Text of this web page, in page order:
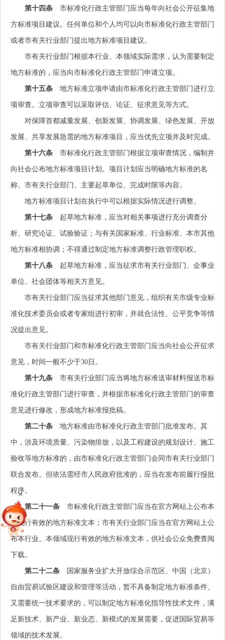
第十四条 市标准化行政主管部门应当每年向社会公开征集地
方标准项目建议。任何单位和个人均可以向市标准化行政主管部门
或者市有关行业部门提出地方标准项目建议。
市有关行业部门根据本行业、本领域实际需求，认为需要制定
地方标准的，应当向市标准化行政主管部门申请立项。
第十五条 地方标准立项申请由市标准化行政主管部门进行立
项审查。立项审查可以采取评估、论证、征求意见等方式。
对保障首都减量发展、创新发展、协调发展、绿色发展、开放
发展、共享发展急需的地方标准项目，应当优先立项并及时完成。
第十六条 市标准化行政主管部门根据立项审查情况，编制并
向社会公布地方标准项目计划。项目计划应当明确地方标准的名
称、市有关行业部门、主要起草单位、完成时限等内容。
地方标准项目计划在执行中可以根据实际情况进行调整。
第十七条 起草地方标准，应当对相关事项进行充分调查分
析、研究论证、试验验证；与有关国家标准、行业标准、本市其他
地方标准相协调；不得通过制定地方标准调整行政管理职权。
第十八条 起草地方标准，应当征求市有关行业部门、企事业
单位、社会团体等相关方意见。
市有关行业部门应当征求其他部门意见，组织有关市级专业标
准化技术委员会或者专家组进行初审，并就合法性、公平竞争等情
况提出意见。
市有关行业部门和市标准化行政主管部门应当向社会公开征求
意见，时间一般不少于30日。
第十九条 市有关行业部门应当将地方标准送审材料报送市标
准化行政主管部门进行审查，并根据市标准化行政主管部门的审查
意见进行修改，形成地方标准报批稿。
第二十条 地方标准由市标准化行政主管部门批准发布。其
中，涉及环境质量、污染物排放，以及工程建设的规划设计、施工
验收等地方标准的，由市标准化行政主管部门会同市有关行业部门
联合发布。但依法需经市人民政府批准的，应当在发布前履行报批
程序。
第二十一条 市标准化行政主管部门应当在官方网站上公布本
市现行有效的地方标准文本；市有关行业部门应当在官方网站上公
布本行业、本领域现行有效的地方标准文本，供社会公众免费查阅
下载。
第二十二条 国家服务业扩大开放综合示范区、中国（北京）
自由贸易试验区建设和管理等活动，暂不具备制定地方标准条件、
又需要统一技术要求的，可以制定地方标准化指导性技术文件，满
足新技术、新产业、新业态、新模式的发展需要，促进国际贸易等
领域的技术发展。
+